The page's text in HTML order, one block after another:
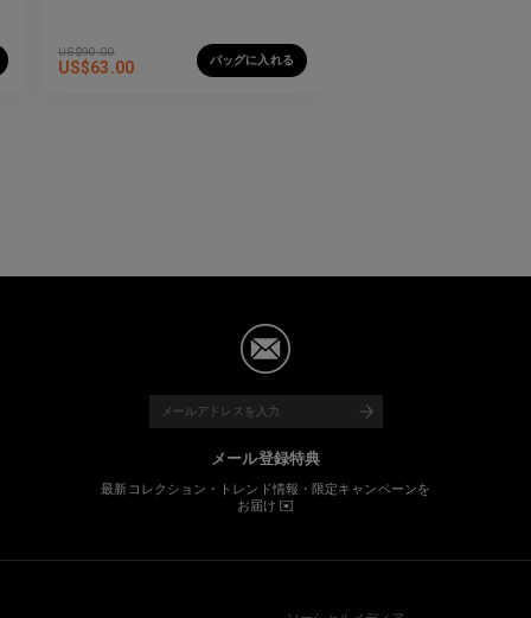
US$90.00
US$63.00 バッグに入れる
メール登録特典
最新コレクション・トレンド情報・限定キャンペーンを
お届け ✉️